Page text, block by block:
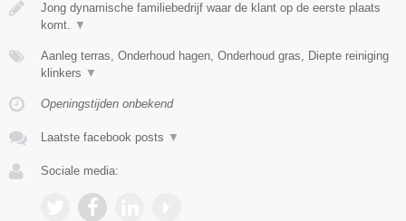
Jong dynamische familiebedrijf waar de klant op de eerste plaats
komt. ▼
Aanleg terras, Onderhoud hagen, Onderhoud gras, Diepte reiniging
klinkers ▼
Openingstijden onbekend
Laatste facebook posts ▼
Sociale media: